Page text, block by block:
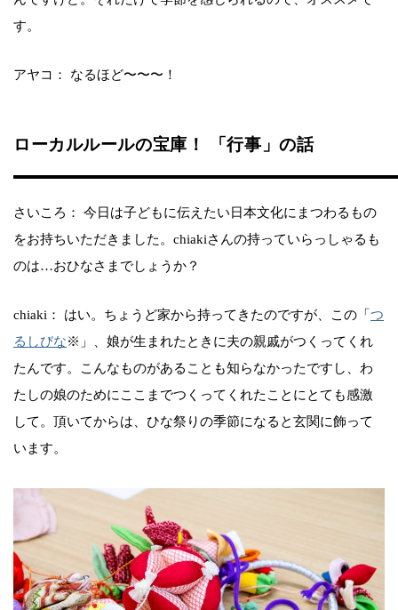
す。
アヤコ： なるほど〜〜〜！
ローカルルールの宝庫！ 「行事」の話
さいころ： 今日は子どもに伝えたい日本文化にまつわるもの
をお持ちいただきました。chiakiさんの持っていらっしゃるも
のは…おひなさまでしょうか？
chiaki： はい。ちょうど家から持ってきたのですが、この「 つ
るしびな※」、娘が生まれたときに夫の親戚がつくってくれ
たんです。こんなものがあることも知らなかったですし、わ
たしの娘のためにここまでつくってくれたことにとても感激
して。頂いてからは、ひな祭りの季節になると玄関に飾って
います。